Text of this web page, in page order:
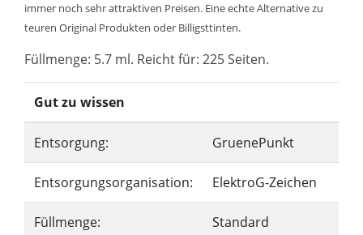
immer noch sehr attraktiven Preisen. Eine echte Alternative zu
teuren Original Produkten oder Billigsttinten.
Füllmenge: 5.7 ml. Reicht für: 225 Seiten.
Gut zu wissen
Entsorgung: GruenePunkt
Entsorgungsorganisation: ElektroG-Zeichen
Füllmenge: Standard